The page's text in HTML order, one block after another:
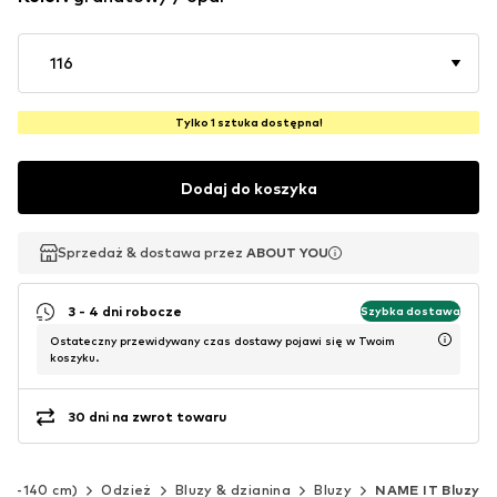
116
Tylko 1 sztuka dostępna!
Dodaj do koszyka
Sprzedaż & dostawa przez ABOUT YOU
Sprzedaż & dostawa przez ABOUT YOU
3 - 4 dni robocze Szybka dostawa
Ostateczny przewidywany czas dostawy pojawi się w Twoim
koszyku.
30 dni na zwrot towaru
140 cm) Odzież Bluzy & dzianina Bluzy NAME IT Bluzy